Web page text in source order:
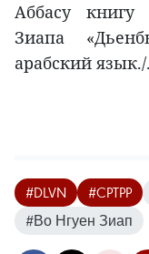
Аббасу
Зиапа
арабский язык./.
#DLVN #CPTPP
#Во Нгуен Зиап